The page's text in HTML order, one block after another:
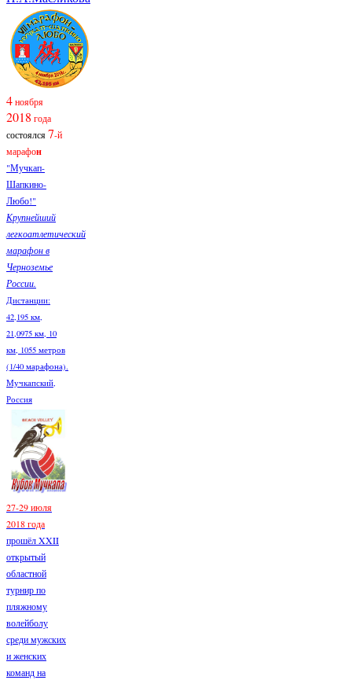
4ноября
2018 года
состоялся7-й
марафон
"Мучкап-
Шапкино-
Любо!"
Крупнейший
легкоатлетический
марафон в
Черноземье
России.
Дистанции:
42,195 км,
21,0975 км, 10
км, 1055 метров
(1/40 марафона).
Мучкапский,
Россия
27-29 июля
2018 года
прошёл XXII
открытый
областной
турнир по
пляжному
волейболу
среди мужских
и женских
команд на